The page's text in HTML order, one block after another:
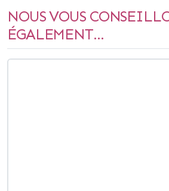
NOUS VOUS
ÉGALEMENT...